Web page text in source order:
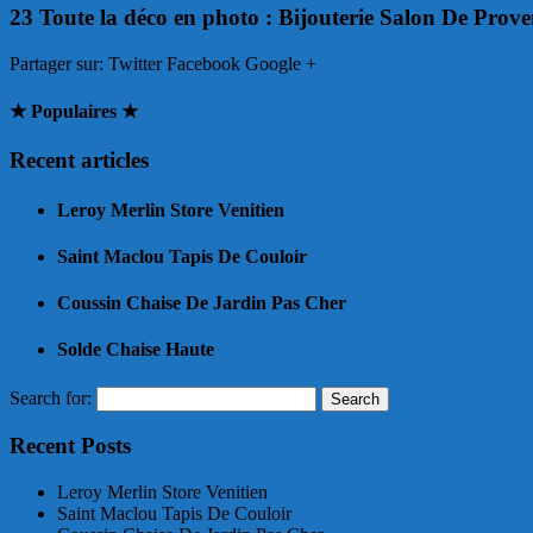
23 Toute la déco en photo : Bijouterie Salon De
Partager sur: Twitter Facebook Google +
★ Populaires ★
Recent articles
Leroy Merlin Store Venitien
Saint Maclou Tapis De Couloir
Coussin Chaise De Jardin Pas Cher
Solde Chaise Haute
Search for:
Recent Posts
Leroy Merlin Store Venitien
Saint Maclou Tapis De Couloir